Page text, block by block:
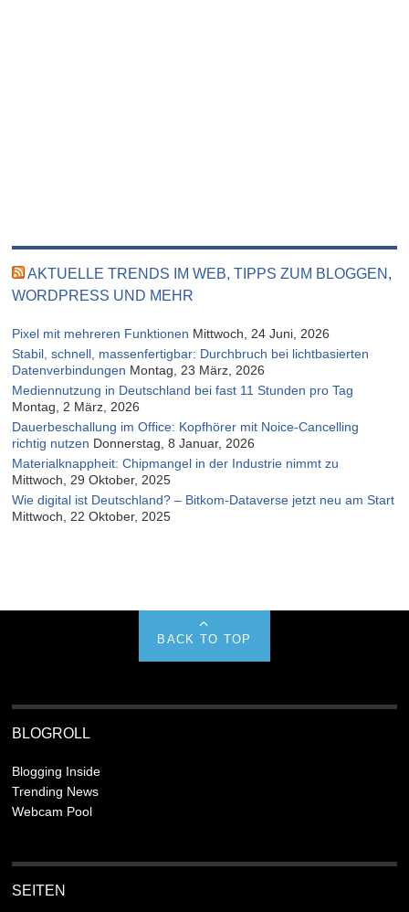
AKTUELLE TRENDS IM WEB, TIPPS ZUM BLOGGEN,
WORDPRESS UND MEHR
Pixel mit mehreren Funktionen Mittwoch, 24 Juni, 2026
Stabil, schnell, massenfertigbar: Durchbruch bei lichtbasierten
Datenverbindungen Montag, 23 März, 2026
Mediennutzung in Deutschland bei fast 11 Stunden pro Tag
Montag, 2 März, 2026
Dauerbeschallung im Office: Kopfhörer mit Noice-Cancelling
richtig nutzen Donnerstag, 8 Januar, 2026
Materialknappheit: Chipmangel in der Industrie nimmt zu
Mittwoch, 29 Oktober, 2025
Wie digital ist Deutschland? – Bitkom-Dataverse jetzt neu am Start
Mittwoch, 22 Oktober, 2025
BACK TO TOP
BLOGROLL
Blogging Inside
Trending News
Webcam Pool
SEITEN